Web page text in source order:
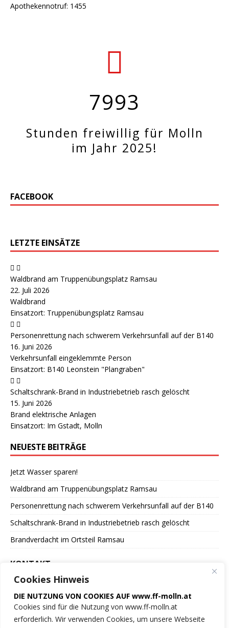
Cookies Hinweis
DIE NUTZUNG VON COOKIES AUF www.ff-molln.at
Cookies sind für die Nutzung von www.ff-molln.at
erforderlich. Wir verwenden Cookies, um unsere Webseite
Apothekennotruf: 1455
7993
Stunden freiwillig für Molln
im Jahr 2025!
FACEBOOK
LETZTE EINSÄTZE
Waldbrand am Truppenübungsplatz Ramsau
22. Juli 2026
Waldbrand
Einsatzort: Truppenübungsplatz Ramsau
Personenrettung nach schwerem Verkehrsunfall auf der B140
16. Juni 2026
Verkehrsunfall eingeklemmte Person
Einsatzort: B140 Leonstein "Plangraben"
Schaltschrank-Brand in Industriebetrieb rasch gelöscht
15. Juni 2026
Brand elektrische Anlagen
Einsatzort: Im Gstadt, Molln
NEUESTE BEITRÄGE
Jetzt Wasser sparen!
Waldbrand am Truppenübungsplatz Ramsau
Personenrettung nach schwerem Verkehrsunfall auf der B140
Schaltschrank-Brand in Industriebetrieb rasch gelöscht
Brandverdacht im Ortsteil Ramsau
KONTAKT
der Marktgemeinde Molln
Feuerwehrstrasse 1